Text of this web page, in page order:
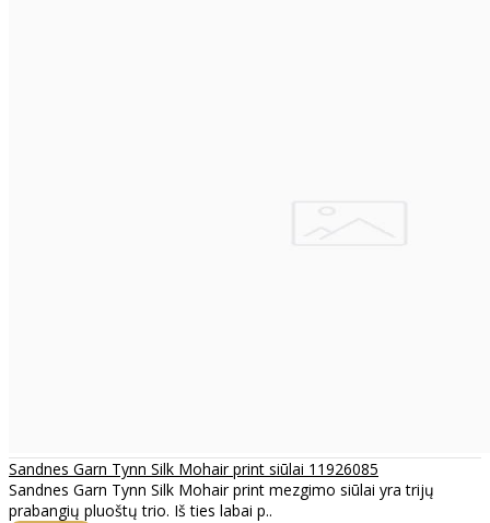
Sandnes Garn Tynn Silk Mohair print siūlai 11926085
Sandnes Garn Tynn Silk Mohair print mezgimo siūlai yra trijų
prabangių pluoštų trio. Iš ties labai p..